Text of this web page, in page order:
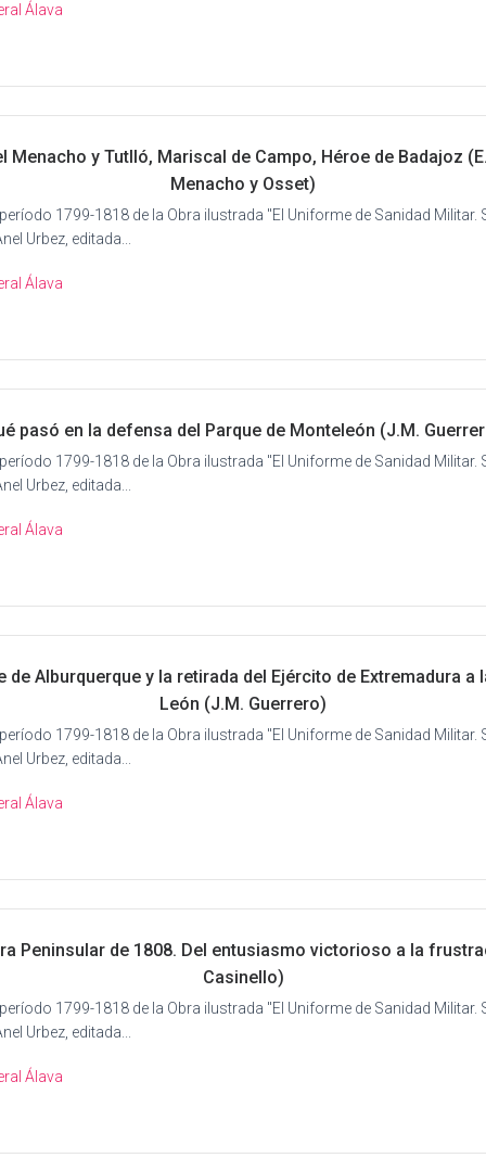
Álava
Menacho y Tutlló, Mariscal de Campo, Héroe de Badajoz
Menacho y Osset)
1799-1818 de la Obra ilustrada "El Uniforme de Sanidad Militar.
Urbez, editada...
Álava
pasó en la defensa del Parque de Monteleón (J.M.
1799-1818 de la Obra ilustrada "El Uniforme de Sanidad Militar.
Urbez, editada...
Álava
de Alburquerque y la retirada del Ejército de Extremadura a
León (J.M. Guerrero)
1799-1818 de la Obra ilustrada "El Uniforme de Sanidad Militar.
Urbez, editada...
Álava
Peninsular de 1808. Del entusiasmo victorioso a la
Casinello)
1799-1818 de la Obra ilustrada "El Uniforme de Sanidad Militar.
Urbez, editada...
Álava